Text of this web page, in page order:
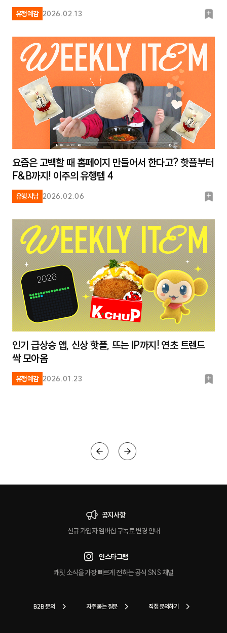
유행예감 2026.02.13
북
크
요즘은 고백할 때 홈페이지 만들어서 한다고? 핫플부터
F&B까지! 이주의 유행템 4
유행지남 2026.02.06
북
크
인기 급상승 앱, 신상 핫플, 뜨는 IP까지! 연초 트렌드
싹 모아옴
유행예감 2026.01.23
북
공지사항
신규 가입자 멤버십 구독료 변경 안내
인스타그램
캐릿 소식을 가장 빠르게 전하는 공식 SNS 채널
B2B 문의 자주 묻는 질문 직접 문의하기